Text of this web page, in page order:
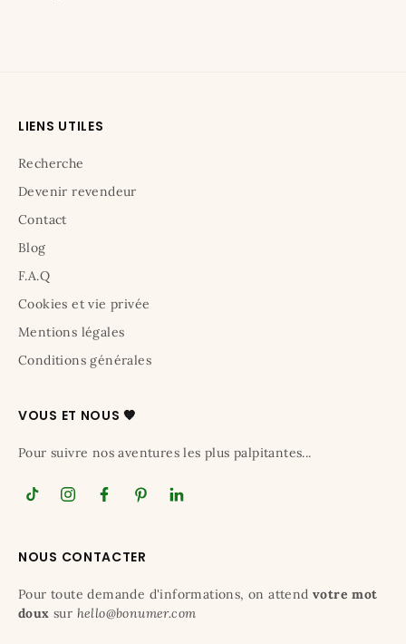
LIENS UTILES
Recherche
Devenir revendeur
Contact
Blog
F.A.Q
Cookies et vie privée
Mentions légales
Conditions générales
VOUS ET NOUS 🧡
Pour suivre nos aventures les plus palpitantes...
NOUS CONTACTER
Pour toute demande d'informations, on attend votre mot
doux sur hello@bonumer.com